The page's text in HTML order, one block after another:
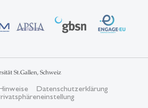
St.Gallen, Schweiz
Datenschutzerklärung